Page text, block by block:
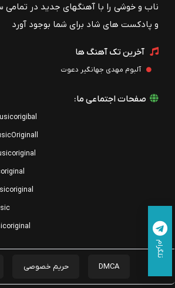
04 - Maktabe Eshgh
مسعود درویش
03 - Royaye Arzandeh
مسعود درویش
مسعود درویش
09 - Baaham
ناب و خوشی را با آهنگهای جدید در
و پادکست های شاد برای شما بوجود آورد
آخرین تک آهنگ ها
آلبوم مهدی جهانگیر دعوت
صفحات اجتماعی ما:
DMCA حریم خصوصی
تلگرام